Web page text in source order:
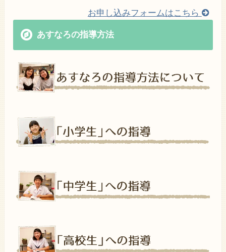
お申し込みフォームはこちら
あすなろの指導方法